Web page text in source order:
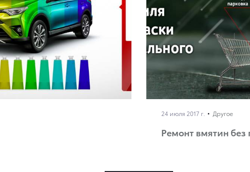
24 июля 2017 г. Другое
Ремонт вмятин без